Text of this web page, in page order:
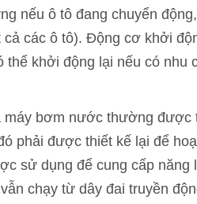
nếu ô tô đang chuyển
các ô tô). Động cơ khởi
khởi động lại nếu có nhu
bơm nước thường được
phải được thiết kế lại để
sử dụng để cung cấp năng
chạy từ dây đai truyền